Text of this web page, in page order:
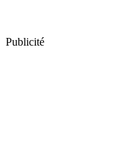
Publicité